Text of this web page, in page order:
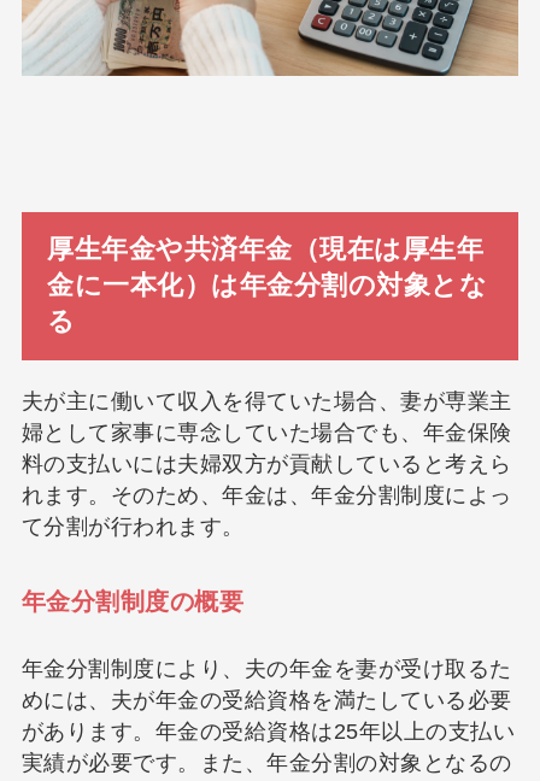
厚生年金や共済年金（現在は厚生年
金に一本化）は年金分割の対象とな
る
夫が主に働いて収入を得ていた場合、妻が専業主
婦として家事に専念していた場合でも、年金保険
料の支払いには夫婦双方が貢献していると考えら
れます。そのため、年金は、年金分割制度によっ
て分割が行われます。
年金分割制度の概要
年金分割制度により、夫の年金を妻が受け取るた
めには、夫が年金の受給資格を満たしている必要
があります。年金の受給資格は25年以上の支払い
実績が必要です。また、年金分割の対象となるの